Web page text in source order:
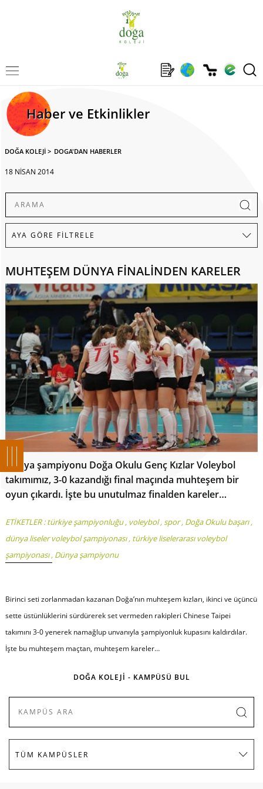
Haber ve Etkinlikler
DOĞA KOLEJİ > DOGA'DAN HABERLER
18 NİSAN 2014
MUHTEŞEM DÜNYA FİNALİNDEN KARELER
Dünya şampiyonu Doğa Okulu Genç Kızlar Voleybol
takımımız, 3-0 kazandığı final maçında muhteşem bir
oyun çıkardı. İşte bu unutulmaz finalden kareler…
ETİKETLER :türkiye şampiyonluğu, voleybol, spor, Doğa Okulu başarı,
dünya liseler voleybol şampiyonası, türkiye liselerarası voleybol
şampiyonası, Dünya şampiyonu
Birinci seti zorlanmadan kazanan Doğa’nın muhteşem kızları, ikinci ve üçüncü
sette üstünlüklerini sürdürerek set vermeden rakipleri Chinese Taipei
takımını 3-0 yenerek namağlup unvanıyla şampiyonluk kupasını kaldırdılar.
İşte bu muhteşem maçtan, muhteşem kareler…
DOĞA KOLEJİ - KAMPÜSÜ BUL